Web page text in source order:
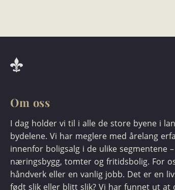
Om oss
I dag holder vi til i alle de store byene i
bydelene. Vi har meglere med årelang
innenfor boligsalg i de ulike segmentene
næringsbygg, tomter og fritidsbolig. For
håndverk eller en vanlig jobb. Det er en
født slik eller blitt slik? Vi har funnet ut at